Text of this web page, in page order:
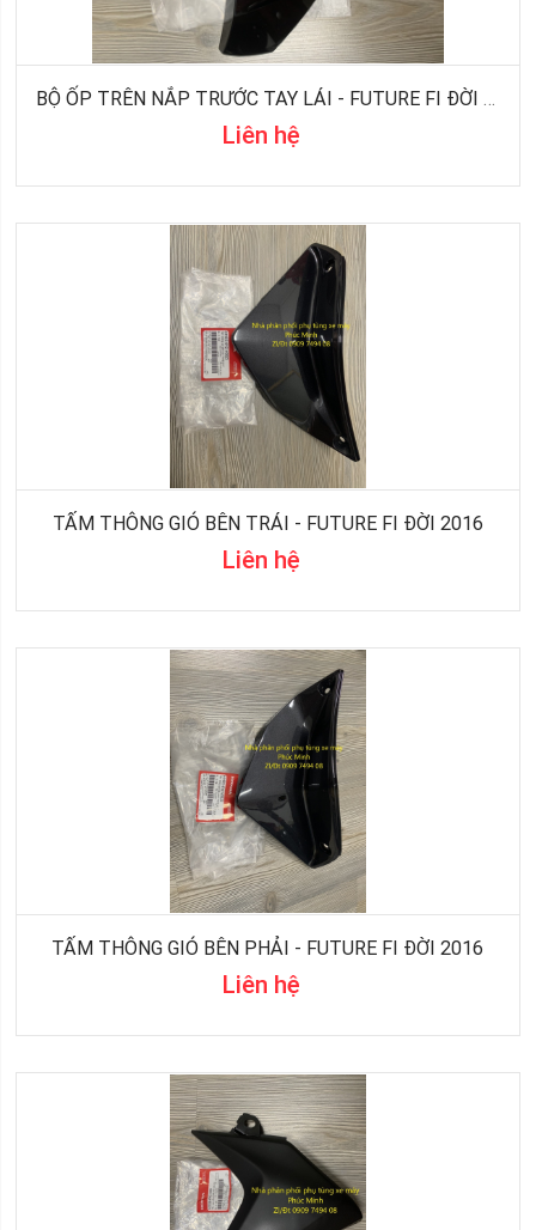
BỘ ỐP TRÊN NẮP TRƯỚC TAY LÁI - FUTURE FI ĐỜI 2016
Liên hệ
TẤM THÔNG GIÓ BÊN TRÁI - FUTURE FI ĐỜI 2016
Liên hệ
TẤM THÔNG GIÓ BÊN PHẢI - FUTURE FI ĐỜI 2016
Liên hệ